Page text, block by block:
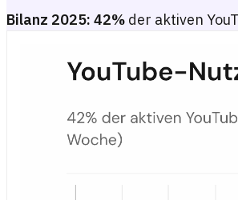
Bilanz 2025: 42% der aktiven